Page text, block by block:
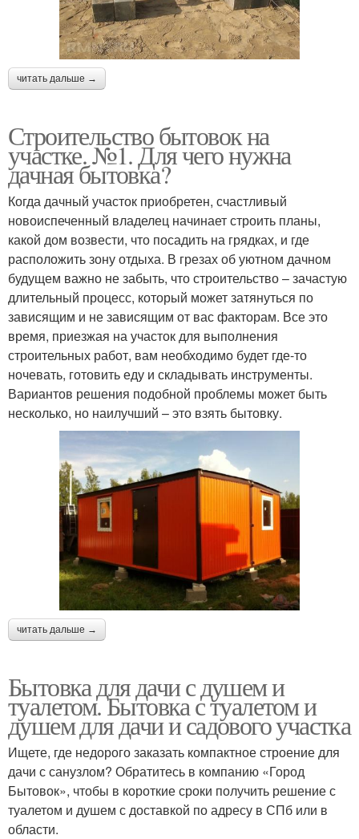
читать дальше →
Строительство бытовок на
участке. №1. Для чего нужна
дачная бытовка?
Когда дачный участок приобретен, счастливый
новоиспеченный владелец начинает строить планы,
какой дом возвести, что посадить на грядках, и где
расположить зону отдыха. В грезах об уютном дачном
будущем важно не забыть, что строительство – зачастую
длительный процесс, который может затянуться по
зависящим и не зависящим от вас факторам. Все это
время, приезжая на участок для выполнения
строительных работ, вам необходимо будет где-то
ночевать, готовить еду и складывать инструменты.
Вариантов решения подобной проблемы может быть
несколько, но наилучший – это взять бытовку.
читать дальше →
Бытовка для дачи с душем и
туалетом. Бытовка с туалетом и
душем для дачи и садового участка
Ищете, где недорого заказать компактное строение для
дачи с санузлом? Обратитесь в компанию «Город
Бытовок», чтобы в короткие сроки получить решение с
туалетом и душем с доставкой по адресу в СПб или в
области.